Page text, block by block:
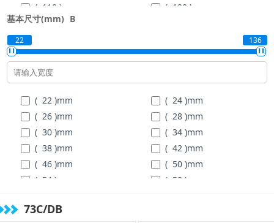
( 110 )
( 120 )
( 130 )mm
( 170 )mm ( 180 )mm
( 190 )
( 215 )mm ( 225 )mm
( 240 )mm ( 260 )mm
( 280 )mm ( 300 )mm
( 320 )mm ( 340 )mm
基本尺寸(mm) B
22 136
( 22 )mm ( 24 )mm
( 26 )mm ( 28 )mm
( 30 )mm ( 34 )mm
( 38 )mm ( 42 )mm
( 46 )mm ( 50 )mm
( 54 )
( 58 )
( 70 )mm
73C/DB